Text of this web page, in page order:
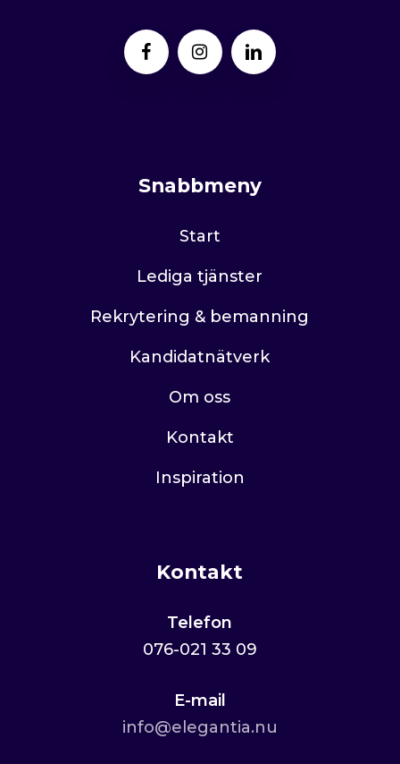
Snabbmeny
Start
Lediga tjänster
Rekrytering & bemanning
Kandidatnätverk
Om oss
Kontakt
Inspiration
Kontakt
Telefon
076-021 33 09
E-mail
info@elegantia.nu